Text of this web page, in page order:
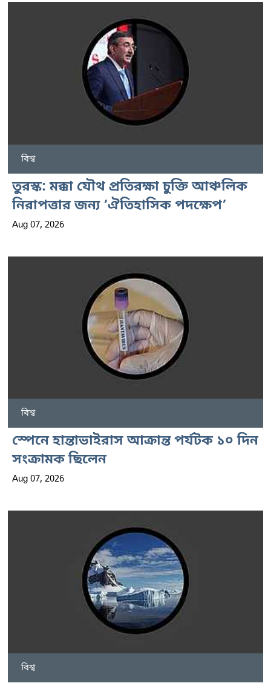
বিশ্ব
তুরস্ক: মক্কা যৌথ প্রতিরক্ষা চুক্তি আঞ্চলিক
নিরাপত্তার জন্য ‘ঐতিহাসিক পদক্ষেপ’
Aug 07, 2026
বিশ্ব
স্পেনে হান্তাভাইরাস আক্রান্ত পর্যটক ১০ দিন
সংক্রামক ছিলেন
Aug 07, 2026
বিশ্ব